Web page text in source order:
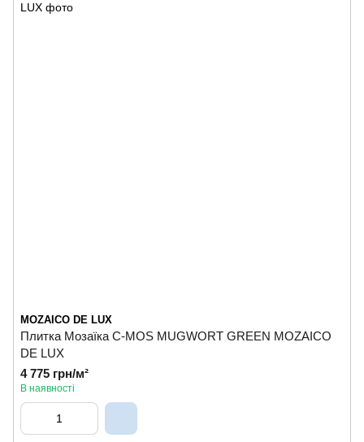
MOZAICO DE LUX
Плитка Мозаїка C-MOS MUGWORT GREEN MOZAICO
DE LUX
4 775 грн/м²
В наявності